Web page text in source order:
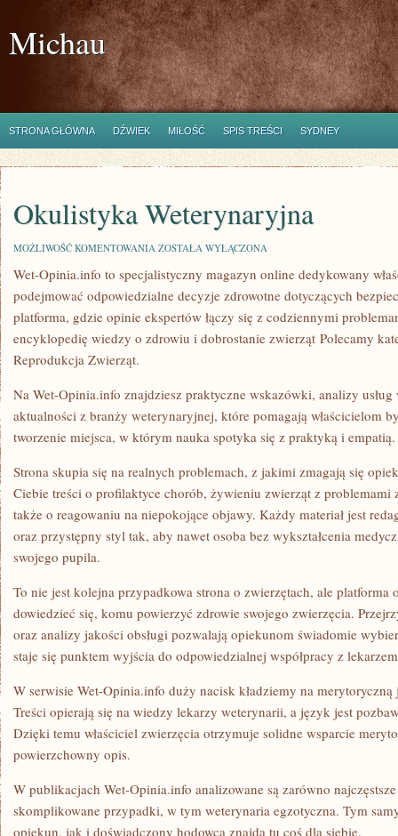
Michau
STRONA GŁÓWNA DŹWIEK MIŁOŚĆ SPIS TREŚCI SYDNEY
Okulistyka Weterynaryjna
MOŻLIWOŚĆ KOMENTOWANIA OKULISTYKA
ZOSTAŁA WYŁĄCZONA
Wet-Opinia.info to specjalistyczny magazyn online dedykowany
podejmować odpowiedzialne decyzje zdrowotne dotyczących
platforma, gdzie opinie ekspertów łączy się z codziennymi
encyklopedię wiedzy o zdrowiu i dobrostanie zwierząt Polecamy
Reprodukcja Zwierząt.
Na Wet-Opinia.info znajdziesz praktyczne wskazówki, analizy
aktualności z branży weterynaryjnej, które pomagają właścicielom
tworzenie miejsca, w którym nauka spotyka się z praktyką i empatią.
Strona skupia się na realnych problemach, z jakimi zmagają się
Ciebie treści o profilaktyce chorób, żywieniu zwierząt z problemami
także o reagowaniu na niepokojące objawy. Każdy materiał jest
oraz przystępny styl tak, aby nawet osoba bez wykształcenia
swojego pupila.
To nie jest kolejna przypadkowa strona o zwierzętach, ale platforma
dowiedzieć się, komu powierzyć zdrowie swojego zwierzęcia.
oraz analizy jakości obsługi pozwalają opiekunom świadomie
staje się punktem wyjścia do odpowiedzialnej współpracy z lekarzem
W serwisie Wet-Opinia.info duży nacisk kładziemy na
Treści opierają się na wiedzy lekarzy weterynarii, a język jest
Dzięki temu właściciel zwierzęcia otrzymuje solidne wsparcie
powierzchowny opis.
W publikacjach Wet-Opinia.info analizowane są zarówno
skomplikowane przypadki, w tym weterynaria egzotyczna. Tym
opiekun, jak i doświadczony hodowca znajdą tu coś dla siebie.